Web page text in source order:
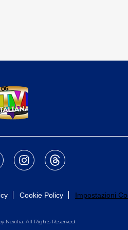
Cookie Policy Impostazioni
Nexilia. All Rights Reserved